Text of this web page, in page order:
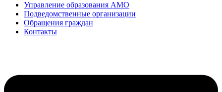
Управление образования АМО
Подведомственные организации
Обращения граждан
Контакты